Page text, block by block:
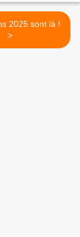
2025 sont là !
>